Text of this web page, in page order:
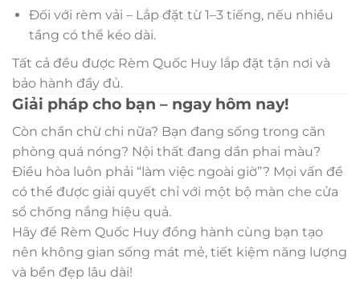
Đối với rèm vải – Lắp đặt từ 1–3 tiếng, nếu nhiều
tầng có thể kéo dài.
Tất cả đều được Rèm Quốc Huy lắp đặt tận nơi và
bảo hành đầy đủ.
Giải pháp cho bạn – ngay hôm nay!
Còn chần chừ chi nữa? Bạn đang sống trong căn
phòng quá nóng? Nội thất đang dần phai màu?
Điều hòa luôn phải “làm việc ngoài giờ”? Mọi vấn đề
có thể được giải quyết chỉ với một bộ màn che cửa
sổ chống nắng hiệu quả.
Hãy để Rèm Quốc Huy đồng hành cùng bạn tạo
nên không gian sống mát mẻ, tiết kiệm năng lượng
và bền đẹp lâu dài!